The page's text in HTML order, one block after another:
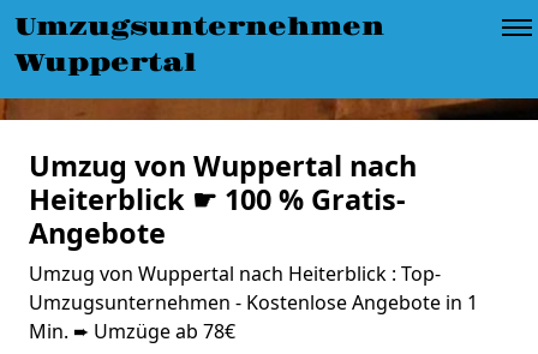
Umzugsunternehmen
Wuppertal
Umzug von Wuppertal nach
Heiterblick ☛ 100 % Gratis-
Angebote
Umzug von Wuppertal nach Heiterblick : Top-
Umzugsunternehmen - Kostenlose Angebote in 1
Min. ➨ Umzüge ab 78€